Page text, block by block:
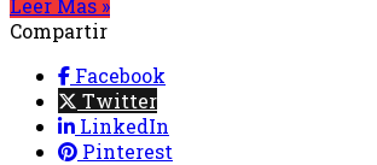
Leer Mas »
Compartir
Facebook
Twitter
LinkedIn
Pinterest